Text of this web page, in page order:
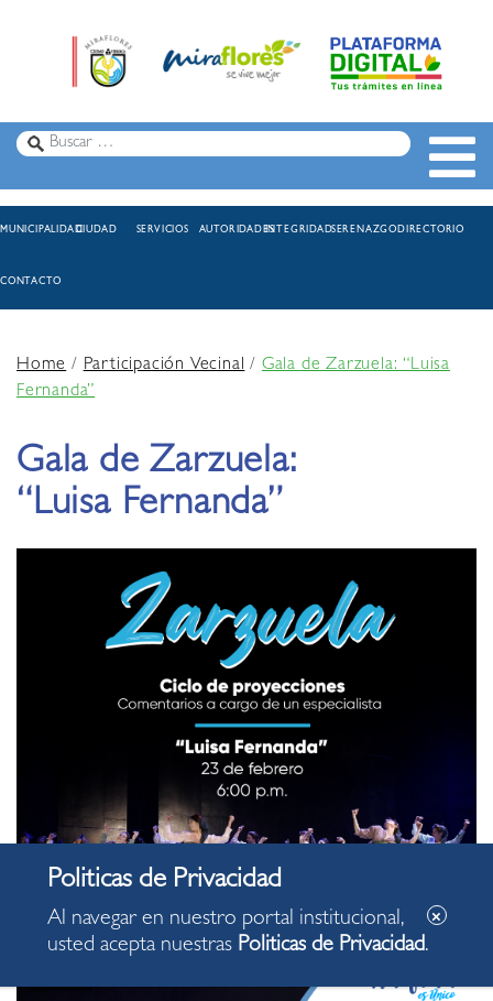
MUNICIPALIDADCIUDAD SERVICIOS AUTORIDADESINTEGRIDADSERENAZGODIRECTORIO
CONTACTO
Home/Participación Vecinal/Gala de Zarzuela: “Luisa
Fernanda”
Gala de Zarzuela:
“Luisa Fernanda”
Al navegar en nuestro portal institucional,
usted acepta nuestras Politicas de Privacidad.